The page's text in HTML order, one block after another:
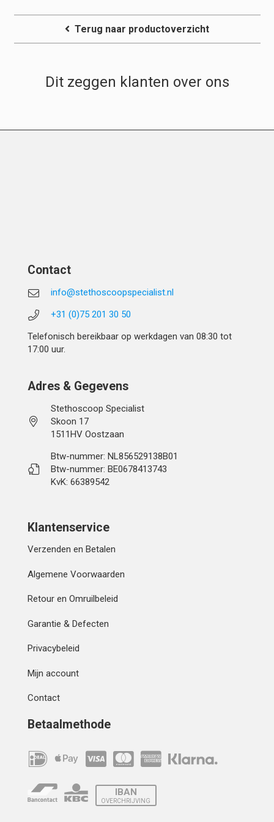
Terug naar productoverzicht
Dit zeggen klanten over ons
Contact
info@stethoscoopspecialist.nl
+31 (0)75 201 30 50
Telefonisch bereikbaar op werkdagen van 08:30 tot
17:00 uur.
Adres & Gegevens
Stethoscoop Specialist
Skoon 17
1511HV Oostzaan
Btw-nummer: NL856529138B01
Btw-nummer: BE0678413743
KvK: 66389542
Klantenservice
Verzenden en Betalen
Algemene Voorwaarden
Retour en Omruilbeleid
Garantie & Defecten
Privacybeleid
Mijn account
Contact
Betaalmethode
IBAN
OVERCHRIJVING